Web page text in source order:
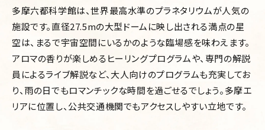
多摩六都科学館は、世界最高水準のプラネタリウムが人気の
施設です。直径27.5mの大型ドームに映し出される満点の星
空は、まるで宇宙空間にいるかのような臨場感を味わえます。
アロマの香りが楽しめるヒーリングプログラムや、専門の解説
員によるライブ解説など、大人向けのプログラムも充実してお
り、雨の日でもロマンチックな時間を過ごせるでしょう。多摩エ
リアに位置し、公共交通機関でもアクセスしやすい立地です。